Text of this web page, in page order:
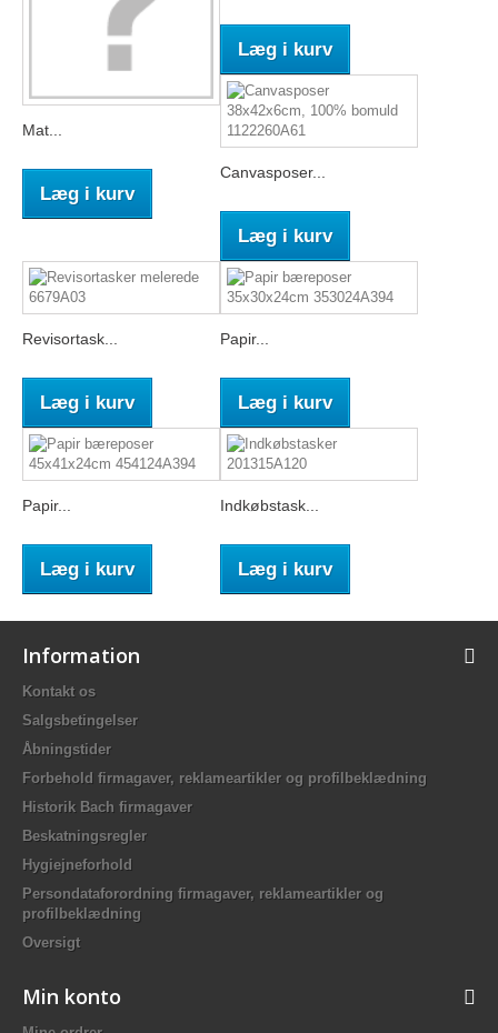
Mat...
Læg i kurv
Læg i kurv
Canvasposer...
Læg i kurv
Revisortask...
Læg i kurv
Papir...
Læg i kurv
Papir...
Læg i kurv
Indkøbstask...
Læg i kurv
Information
Kontakt os
Salgsbetingelser
Åbningstider
Forbehold firmagaver, reklameartikler og profilbeklædning
Historik Bach firmagaver
Beskatningsregler
Hygiejneforhold
Persondataforordning firmagaver, reklameartikler og
profilbeklædning
Oversigt
Min konto